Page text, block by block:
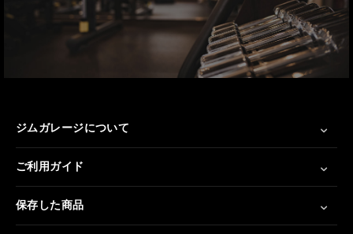
ジムガレージについて
ご利用ガイド
保存した商品